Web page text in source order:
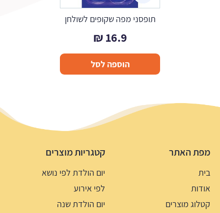
תופסני מפה שקופים לשולחן
16.9
₪
הוספה לסל
מפת האתר
בית
אודות
קטלוג מוצרים
קטגריות מוצרים
יום הולדת לפי נושא
לפי אירוע
יום הולדת שנה